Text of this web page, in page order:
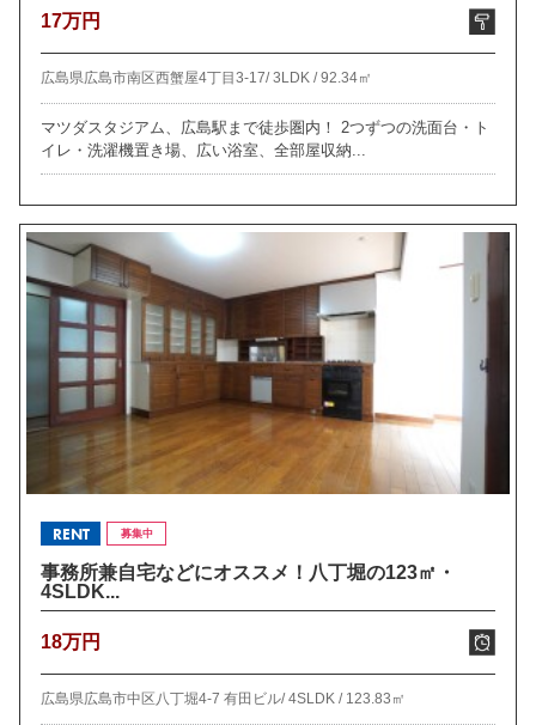
17万円
広島県広島市南区西蟹屋4丁目3-17/3LDK /92.34㎡
マツダスタジアム、広島駅まで徒歩圏内！ 2つずつの洗面台・ト
イレ・洗濯機置き場、広い浴室、全部屋収納...
RENT 募集中
事務所兼自宅などにオススメ！八丁堀の123㎡・
4SLDK...
18万円
広島県広島市中区八丁堀4-7 有田ビル/4SLDK / 123.83㎡